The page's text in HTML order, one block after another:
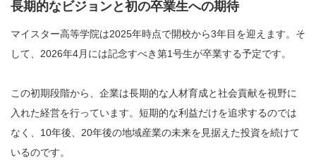
長期的なビジョンと初の卒業生への期待
マイスター高等学院は2025年時点で開校から3年目を迎えます。そ
して、2026年4月には記念すべき第1号生が卒業する予定です。
この初期段階から、企業は長期的な人材育成と社会貢献を視野に
入れた経営を行っています。短期的な利益だけを追求するのでは
なく、10年後、20年後の地域産業の未来を見据えた投資を続けて
いるのです。